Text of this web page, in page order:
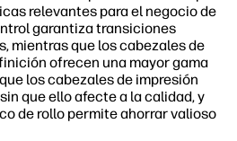
relevantes para el negocio de
garantiza transiciones
mientras que los cabezales de
ofrecen una mayor gama
los cabezales de impresión
que ello afecte a la calidad, y
de rollo permite ahorrar valioso